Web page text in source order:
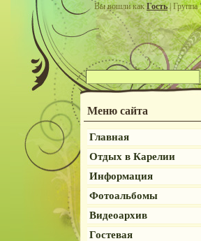
Вы вошли какГость| Группа
Меню сайта
Главная
Отдых в Карелии
Информация
Фотоальбомы
Видеоархив
Гостевая